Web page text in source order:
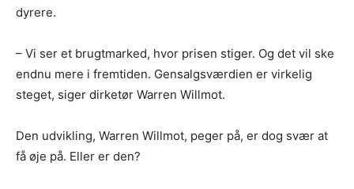
dyrere.
– Vi ser et brugtmarked, hvor prisen stiger. Og det vil ske
endnu mere i fremtiden. Gensalgsværdien er virkelig
steget, siger dirketør Warren Willmot.
Den udvikling, Warren Willmot, peger på, er dog svær at
få øje på. Eller er den?